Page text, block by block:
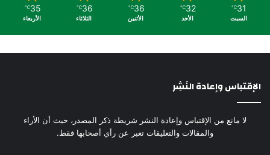
31
℃
السبت
32
℃
الأحد
36
℃
الأثنين
36
℃
الثلاثاء
35
℃
الأربعاء
الإقتباس وإعادة النَشِر
لا مانع من الإقتباس وإعادة النشر شريطة ذكر المصدر، حيث أن الأراء
والمقالات والتعليقات تعبر عن رأي أصحابها فقط.